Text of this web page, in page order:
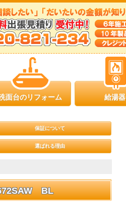
面台のリフォーム 給湯器
保証について
選ばれる理由
BL